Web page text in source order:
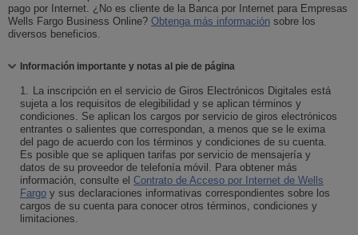
pago por Internet. ¿No es cliente de la Banca por Internet para Empresas
Wells Fargo Business Online? Obtenga más información sobre
sobre los
diversos beneficios.
Información importante y notas al pie de página
1. La inscripción en el servicio de Giros Electrónicos Digitales está
sujeta a los requisitos de elegibilidad y se aplican términos y
condiciones. Se aplican los cargos por servicio de giros electrónicos
entrantes o salientes que correspondan, a menos que se le exima
del pago de acuerdo con los términos y condiciones de su cuenta.
Es posible que se apliquen tarifas por servicio de mensajería y
datos de su proveedor de telefonía móvil. Para obtener más
información, consulte el Contrato de Acceso por Internet de Wells
Fargo y sus declaraciones informativas correspondientes sobre los
cargos de su cuenta para conocer otros términos, condiciones y
limitaciones.